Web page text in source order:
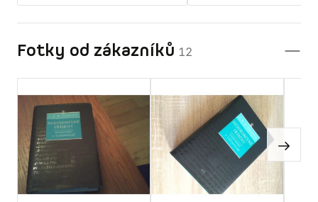
Fotky od zákazníků 12